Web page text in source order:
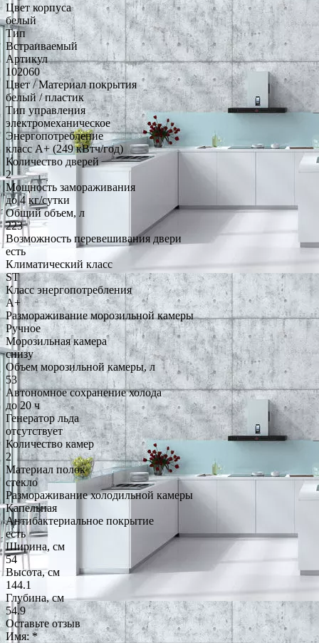
Цвет корпуса
белый
Тип
Встраиваемый
Артикул
102060
Цвет / Материал покрытия
белый / пластик
Тип управления
электромеханическое
Энергопотребление
класс A+ (249 кВтч/год)
Количество дверей
2
Мощность замораживания
до 4 кг/cутки
Общий объем, л
223
Возможность перевешивания двери
есть
Климатический класс
ST
Класс энергопотребления
A+
Размораживание морозильной камеры
Ручное
Морозильная камера
снизу
Объем морозильной камеры, л
53
Автономное сохранение холода
до 20 ч
Генератор льда
отсутствует
Количество камер
2
Материал полок
стекло
Размораживание холодильной камеры
Капельная
Антибактериальное покрытие
есть
Ширина, см
54
Высота, см
144.1
Глубина, см
54.9
Оставьте отзыв
Имя:*